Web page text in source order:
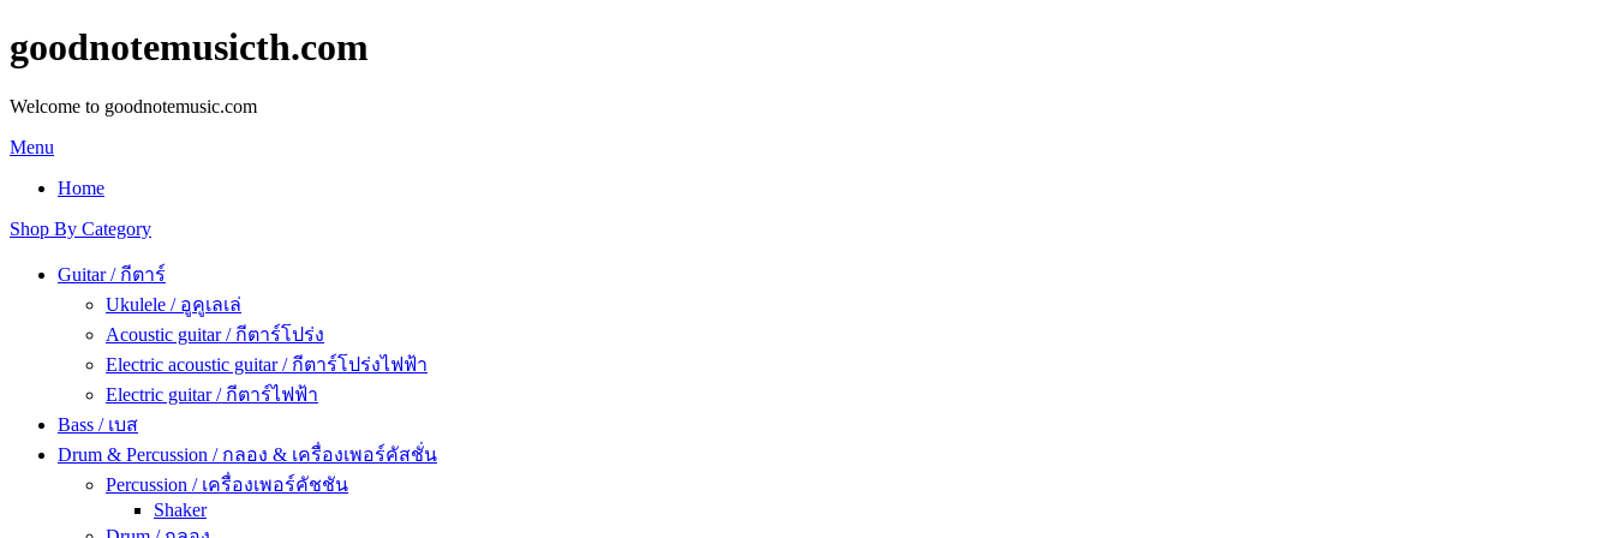
goodnotemusicth.com
Welcome to goodnotemusic.com
Menu
Home
Shop By Category
Guitar / กีตาร์
Ukulele / อูคูเลเล่
Acoustic guitar / กีตาร์โปร่ง
Electric acoustic guitar / กีตาร์โปร่งไฟฟ้า
Electric guitar / กีตาร์ไฟฟ้า
Bass / เบส
Drum & Percussion / กลอง & เครื่องเพอร์คัสชั่น
Percussion / เครื่องเพอร์คัชชัน
Shaker